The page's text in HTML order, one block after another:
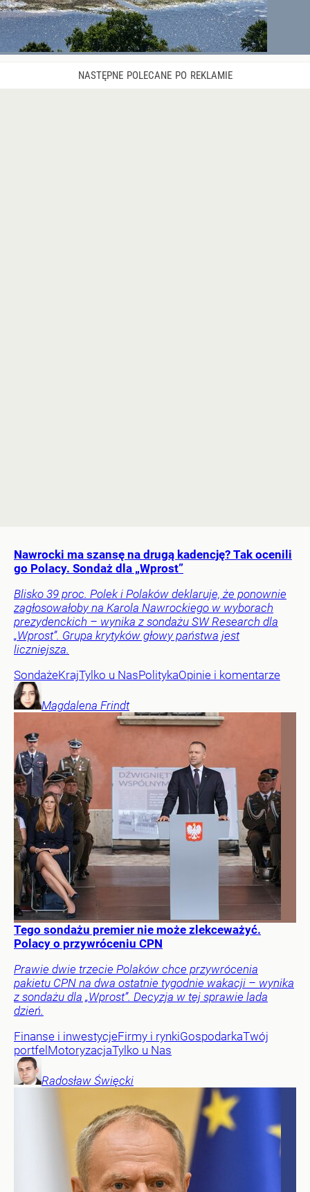
Nawrocki ma szansę na drugą kadencję? Tak ocenili
go Polacy. Sondaż dla „Wprost”
Blisko 39 proc. Polek i Polaków deklaruje, że ponownie
zagłosowałoby na Karola Nawrockiego w wyborach
prezydenckich – wynika z sondażu SW Research dla
„Wprost”. Grupa krytyków głowy państwa jest
liczniejsza.
SondażeKrajTylko u NasPolitykaOpinie i komentarze
Magdalena Frindt
Tego sondażu premier nie może zlekceważyć.
Polacy o przywróceniu CPN
Prawie dwie trzecie Polaków chce przywrócenia
pakietu CPN na dwa ostatnie tygodnie wakacji – wynika
z sondażu dla „Wprost”. Decyzja w tej sprawie lada
dzień.
Finanse i inwestycjeFirmy i rynkiGospodarkaTwój
portfel MotoryzacjaTylko u Nas
Radosław Święcki